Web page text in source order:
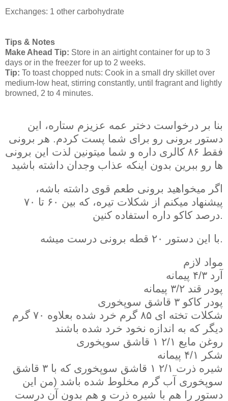
Exchanges: 1 other carbohydrate
Tips & Notes
Make Ahead Tip: Store in an airtight container for up to 3
days or in the freezer for up to 2 weeks.
Tip: To toast chopped nuts: Cook in a small dry skillet over
medium-low heat, stirring constantly, until fragrant and lightly
browned, 2 to 4 minutes.
بنا بر درخواست دختر عمه عزیزم ستاره، این
دستور برونی رو برای شما پست کردم. هر برونی
فقط ۸۶ کالری داره و شما میتونین لذت این برونی
ها رو ببرین بدون اینکه عذاب وجدان داشته باشید
اگر میخواهید برونی طعم قوی داشته باشه،
پیشنهاد میکنم از شکلات تیره، که بین ۶۰ تا ۷۰
درصد کاکو داره استفاده کنین.
با این دستور ۲۰ قطه برونی درست میشه.
مواد لازم
آرد ۴/۳ پیمانه
پودر قند ۳/۲ پیمانه
پودر کاکو ۳ قاشق سوپخوری
شکلات تخته ای ۸۵ گرم خرد شده بعلاوه ۷۰ گرم
دیگر که به اندازه نخود خرد شده باشند
روغن مایع ۲/۱ ۱ قاشق سوپخوری
شکر ۴/۱ پیمانه
شیره ذرت ۲/۱ ۱ قاشق سوپخوری که با ۳ قاشق
سوپخوری آب گرم مخلوط شده باشد (من این
دستور را هم با شیره ذرت و هم بدون آن درست